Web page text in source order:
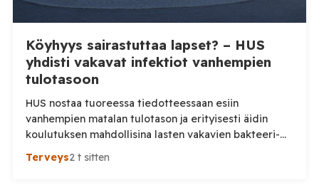
Köyhyys sairastuttaa lapset? – HUS
yhdisti vakavat infektiot vanhempien
tulotasoon
HUS nostaa tuoreessa tiedotteessaan esiin
vanhempien matalan tulotason ja erityisesti äidin
koulutuksen mahdollisina lasten vakavien bakteeri-
infektioiden riskitekijöinä. Tutkimusta tarkemmin
katsottaessa kuva on kuitenkin huomattavasti
Terveys2 t sitten